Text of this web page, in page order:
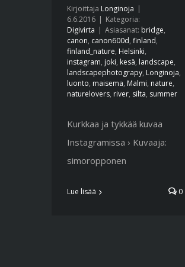
Kirjoittaja Longinoja |
6.6.2016 | Kategoria:
Digivirta | Asiasanat: bridge,
canon, canon600d, finland,
finland_nature, Helsinki,
instagram, joki, kesä, landscape,
landscapephotograpy, Longinoja,
luonto, maisema, Malmi, nature,
naturelovers, river, silta, summer
Kurkkaa ja tykkää kuvaa
Instagramissa › Kuvaaja:
simoropponen
Lue lisää 0